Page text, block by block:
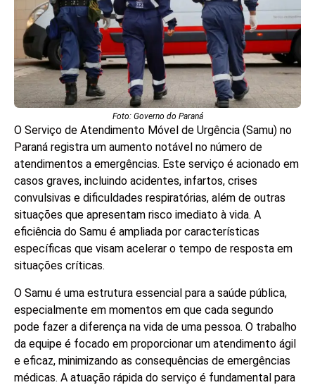
Foto: Governo do Paraná
O Serviço de Atendimento Móvel de Urgência (Samu) no
Paraná registra um aumento notável no número de
atendimentos a emergências. Este serviço é acionado em
casos graves, incluindo acidentes, infartos, crises
convulsivas e dificuldades respiratórias, além de outras
situações que apresentam risco imediato à vida. A
eficiência do Samu é ampliada por características
específicas que visam acelerar o tempo de resposta em
situações críticas.
O Samu é uma estrutura essencial para a saúde pública,
especialmente em momentos em que cada segundo
pode fazer a diferença na vida de uma pessoa. O trabalho
da equipe é focado em proporcionar um atendimento ágil
e eficaz, minimizando as consequências de emergências
médicas. A atuação rápida do serviço é fundamental para